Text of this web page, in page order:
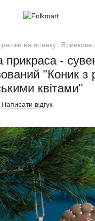
на ялинку Ялинкова
прикраса -
"Коник з
квітами"
Написати відгук